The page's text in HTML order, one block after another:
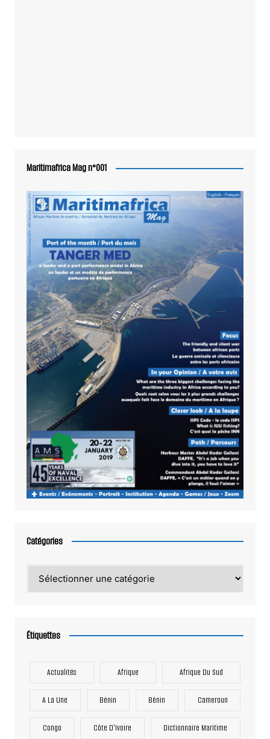
Maritimafrica Mag n°001
Catégories
Étiquettes
Actualités Afrique Afrique Du Sud
A La Une Bénin Bénin Cameroun
Congo Côte D'Ivoire Dictionnaire Maritime